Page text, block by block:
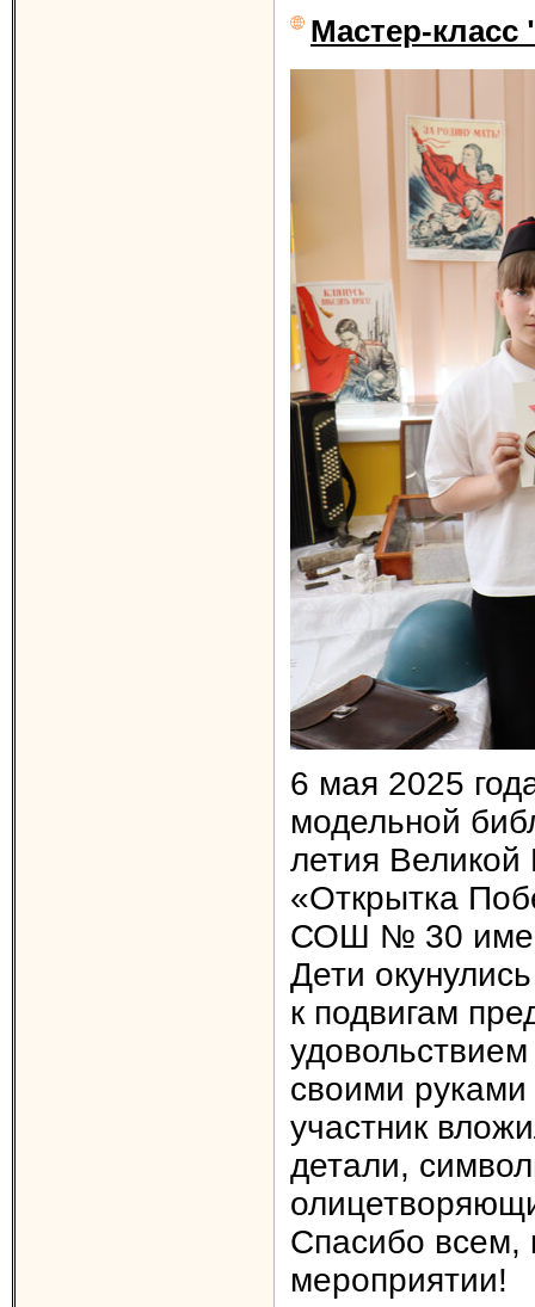
Мастер-
6 мая 2025
модельной
летия
«Открытка
СОШ № 30
Дети
к подвигам
своими
участник
детали,
Спасибо всем,
мероприятии!